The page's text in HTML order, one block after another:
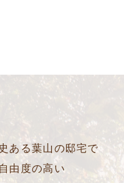
ある葉山の邸宅で
由度の高い